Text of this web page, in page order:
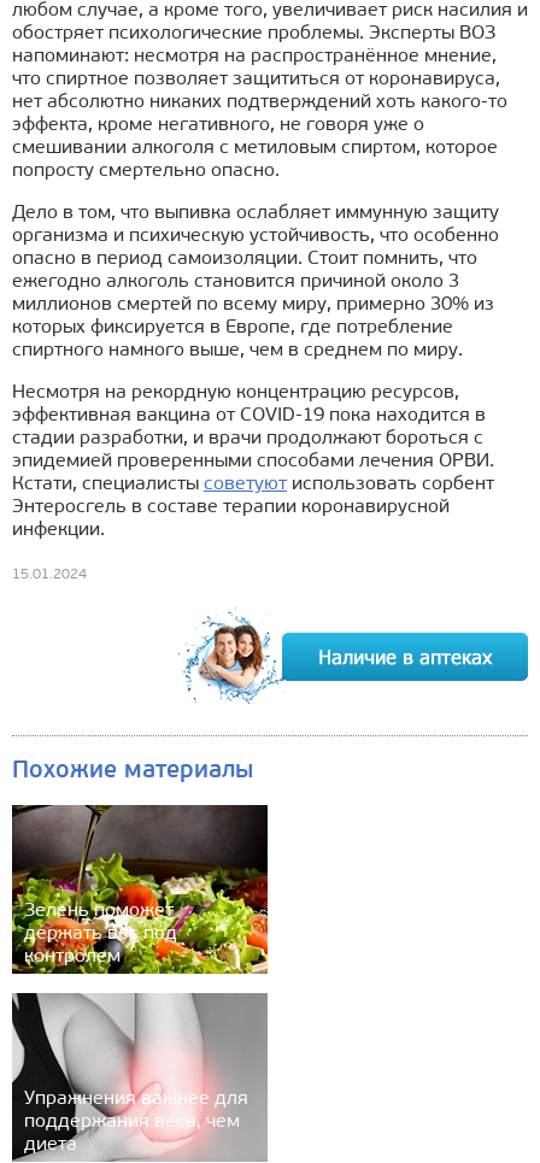
любом случае, а кроме того, увеличивает риск насилия и
обостряет психологические проблемы. Эксперты ВОЗ
напоминают: несмотря на распространённое мнение,
что спиртное позволяет защититься от коронавируса,
нет абсолютно никаких подтверждений хоть какого-то
эффекта, кроме негативного, не говоря уже о
смешивании алкоголя с метиловым спиртом, которое
попросту смертельно опасно.
Дело в том, что выпивка ослабляет иммунную защиту
организма и психическую устойчивость, что особенно
опасно в период самоизоляции. Стоит помнить, что
ежегодно алкоголь становится причиной около 3
миллионов смертей по всему миру, примерно 30% из
которых фиксируется в Европе, где потребление
спиртного намного выше, чем в среднем по миру.
Несмотря на рекордную концентрацию ресурсов,
эффективная вакцина от COVID-19 пока находится в
стадии разработки, и врачи продолжают бороться с
эпидемией проверенными способами лечения ОРВИ.
Кстати, специалисты советуютиспользовать сорбент
Энтеросгель в составе терапии коронавирусной
инфекции.
15.01.2024
Похожие материалы
Зелень поможет
держать вес под
контролем
Упражнения важнее для
поддержания веса, чем
диета